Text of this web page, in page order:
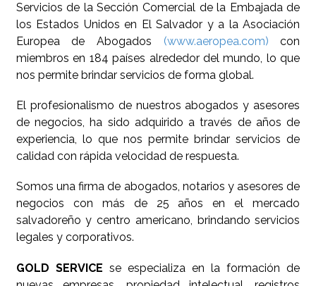
Servicios de la Sección Comercial de la Embajada de
los Estados Unidos en El Salvador y a la Asociación
Europea de Abogados
(www.aeropea.com)
con
miembros en 184 países alrededor del mundo, lo que
nos permite brindar servicios de forma global.
El profesionalismo de nuestros abogados y asesores
de negocios, ha sido adquirido a través de años de
experiencia, lo que nos permite brindar servicios de
calidad con rápida velocidad de respuesta.
Somos una firma de abogados, notarios y asesores de
negocios con más de 25 años en el mercado
salvadoreño y centro americano, brindando servicios
legales y corporativos.
GOLD SERVICE se especializa en la formación de